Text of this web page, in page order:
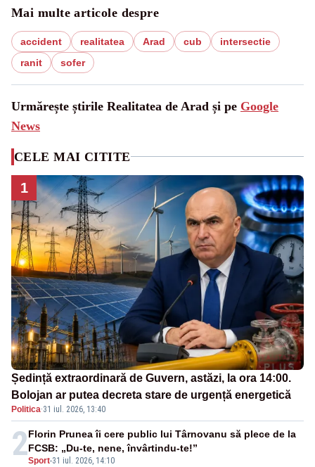
Mai multe articole despre
accident realitatea Arad cub
intersectie
ranit
sofer
Urmărește știrile Realitatea de Arad și pe Google
News
CELE MAI CITITE
1
Ședință extraordinară de Guvern, astăzi, la ora 14:00.
Bolojan ar putea decreta stare de urgență energetică
Politica·31 iul. 2026, 13:40
2Sport-31 iul. 2026, 14:10
Florin Prunea îi cere public lui Târnovanu să plece de la
FCSB: „Du-te, nene, învârtindu-te!”